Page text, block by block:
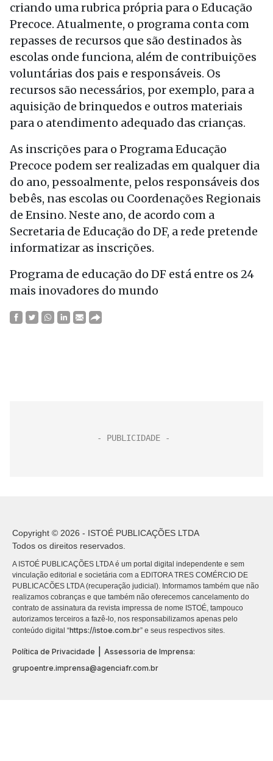
criando uma rubrica própria para o Educação
Precoce. Atualmente, o programa conta com
repasses de recursos que são destinados às
escolas onde funciona, além de contribuições
voluntárias dos pais e responsáveis. Os
recursos são necessários, por exemplo, para a
aquisição de brinquedos e outros materiais
para o atendimento adequado das crianças.
As inscrições para o Programa Educação
Precoce podem ser realizadas em qualquer dia
do ano, pessoalmente, pelos responsáveis dos
bebês, nas escolas ou Coordenações Regionais
de Ensino. Neste ano, de acordo com a
Secretaria de Educação do DF, a rede pretende
informatizar as inscrições.
Programa de educação do DF está entre os 24
mais inovadores do mundo
Copyright © 2026 - ISTOÉ PUBLICAÇÕES LTDA
Todos os direitos reservados.
A ISTOÉ PUBLICAÇÕES LTDA é um portal digital independente e sem
vinculação editorial e societária com a EDITORA TRES COMÉRCIO DE
PUBLICACÕES LTDA (recuperação judicial). Informamos também que não
realizamos cobranças e que também não oferecemos cancelamento do
contrato de assinatura da revista impressa de nome ISTOÉ, tampouco
autorizamos terceiros a fazê-lo, nos responsabilizamos apenas pelo
conteúdo digital “https://istoe.com.br” e seus respectivos sites.
Política de Privacidade
Assessoria de Imprensa:
grupoentre.imprensa@agenciafr.com.br